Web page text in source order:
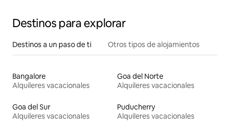
Destinos para explorar
Destinos a un paso de ti Otros tipos de alojamientos
Bangalore
Alquileres vacacionales
Goa del Norte
Alquileres vacacionales
Goa del Sur
Alquileres vacacionales
Puducherry
Alquileres vacacionales